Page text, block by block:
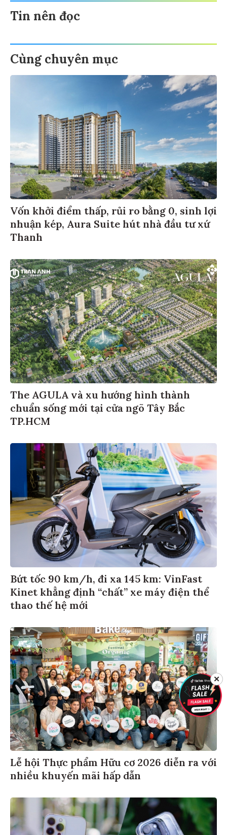
Tin nên đọc
Cùng chuyên mục
Vốn khởi điểm thấp, rủi ro bằng 0, sinh lợi
nhuận kép, Aura Suite hút nhà đầu tư xứ
Thanh
The AGULA và xu hướng hình thành
chuẩn sống mới tại cửa ngõ Tây Bắc
TP.HCM
Bứt tốc 90 km/h, đi xa 145 km: VinFast
Kinet khẳng định “chất” xe máy điện thể
thao thế hệ mới
Lễ hội Thực phẩm Hữu cơ 2026 diễn ra với
nhiều khuyến mãi hấp dẫn
✕